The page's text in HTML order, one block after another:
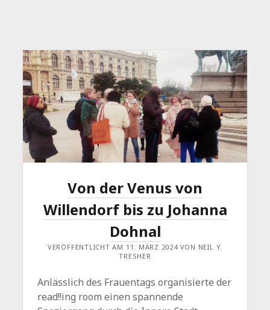
Von der Venus von
Willendorf bis zu Johanna
Dohnal
VERÖFFENTLICHT AM 11. MÄRZ 2024 VON NEIL Y.
TRESHER
Anlässlich des Frauentags organisierte der
read!!ing room einen spannende